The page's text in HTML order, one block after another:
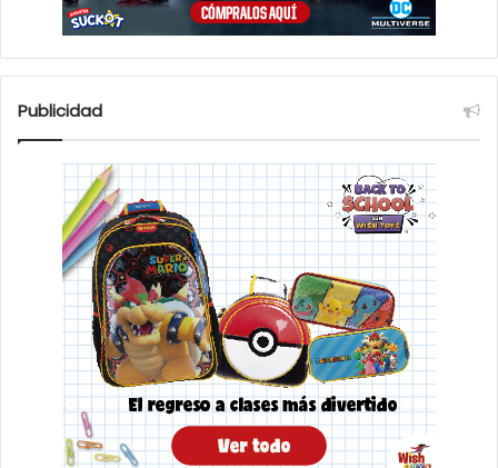
Publicidad